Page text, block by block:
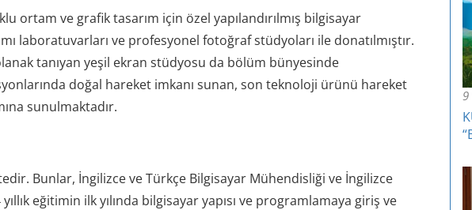
ortam ve grafik tasarım için özel yapılandırılmış bilgisayar
laboratuvarları ve profesyonel fotoğraf stüdyoları ile donatılmıştır.
tanıyan yeşil ekran stüdyosu da bölüm bünyesinde
doğal hareket imkanı sunan, son teknoloji ürünü hareket
sunulmaktadır.
Bunlar, İngilizce ve Türkçe Bilgisayar Mühendisliği ve İngilizce
eğitimin ilk yılında bilgisayar yapısı ve programlamaya giriş ve
9